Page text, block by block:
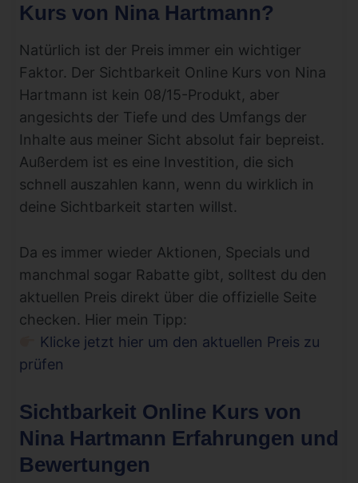
Kurs von Nina Hartmann?
Natürlich ist der Preis immer ein wichtiger
Faktor. Der Sichtbarkeit Online Kurs von Nina
Hartmann ist kein 08/15-Produkt, aber
angesichts der Tiefe und des Umfangs der
Inhalte aus meiner Sicht absolut fair bepreist.
Außerdem ist es eine Investition, die sich
schnell auszahlen kann, wenn du wirklich in
deine Sichtbarkeit starten willst.
Da es immer wieder Aktionen, Specials und
manchmal sogar Rabatte gibt, solltest du den
aktuellen Preis direkt über die offizielle Seite
checken. Hier mein Tipp:
Klicke jetzt hier um den aktuellen Preis zu
prüfen
Sichtbarkeit Online Kurs von
Nina Hartmann Erfahrungen und
Bewertungen